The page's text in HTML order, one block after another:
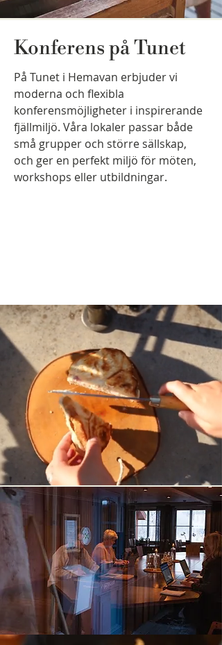
Konferens på Tunet
På Tunet i Hemavan erbjuder vi
moderna och flexibla
konferensmöjligheter i inspirerande
fjällmiljö. Våra lokaler passar både
små grupper och större sällskap,
och ger en perfekt miljö för möten,
workshops eller utbildningar.